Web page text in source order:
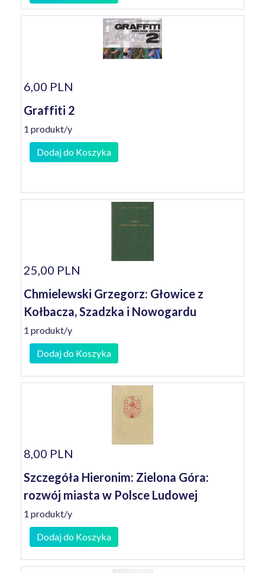
6,00 PLN
Graffiti 2
1 produkt/y
Dodaj do Koszyka
25,00 PLN
Chmielewski Grzegorz: Głowice z
Kołbacza, Szadzka i Nowogardu
1 produkt/y
Dodaj do Koszyka
8,00 PLN
Szczegóła Hieronim: Zielona Góra:
rozwój miasta w Polsce Ludowej
1 produkt/y
Dodaj do Koszyka